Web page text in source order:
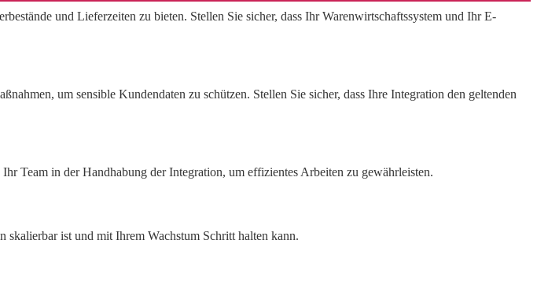
und Lieferzeiten zu bieten. Stellen Sie sicher, dass Ihr Warenwirtschaftssystem und Ihr E-
um sensible Kundendaten zu schützen. Stellen Sie sicher, dass Ihre Integration den geltenden
Team in der Handhabung der Integration, um effizientes Arbeiten zu gewährleisten.
ist und mit Ihrem Wachstum Schritt halten kann.